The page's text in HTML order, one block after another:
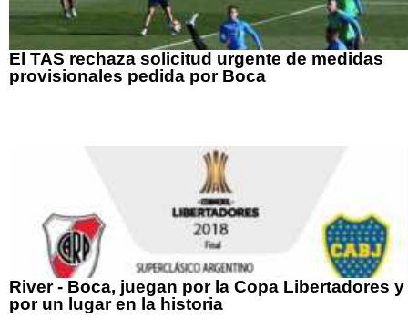
El TAS rechaza solicitud urgente de medidas
provisionales pedida por Boca
River - Boca, juegan por la Copa Libertadores y
por un lugar en la historia